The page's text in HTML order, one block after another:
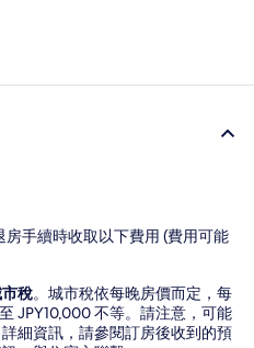
手續時收取以下費用 (費用可能
稅。城市稅依每晚房價而定，每
JPY10,000 不等。請注意，可能
細資訊，請參閱訂房後收到的預